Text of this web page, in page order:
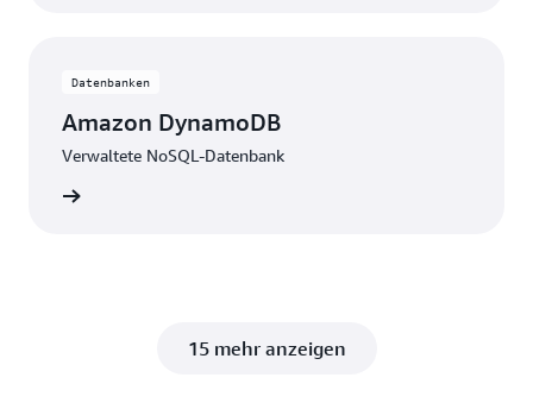
Datenbanken
Amazon DynamoDB
Verwaltete NoSQL-Datenbank
15 mehr anzeigen